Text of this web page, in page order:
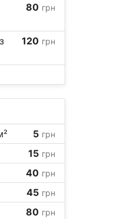
80 грн
120 грн
5 грн
15 грн
40 грн
45 грн
80 грн